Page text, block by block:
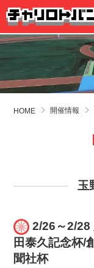
HOME 開催情報
玉
2/26～2/
田泰久記念杯/
聞社杯